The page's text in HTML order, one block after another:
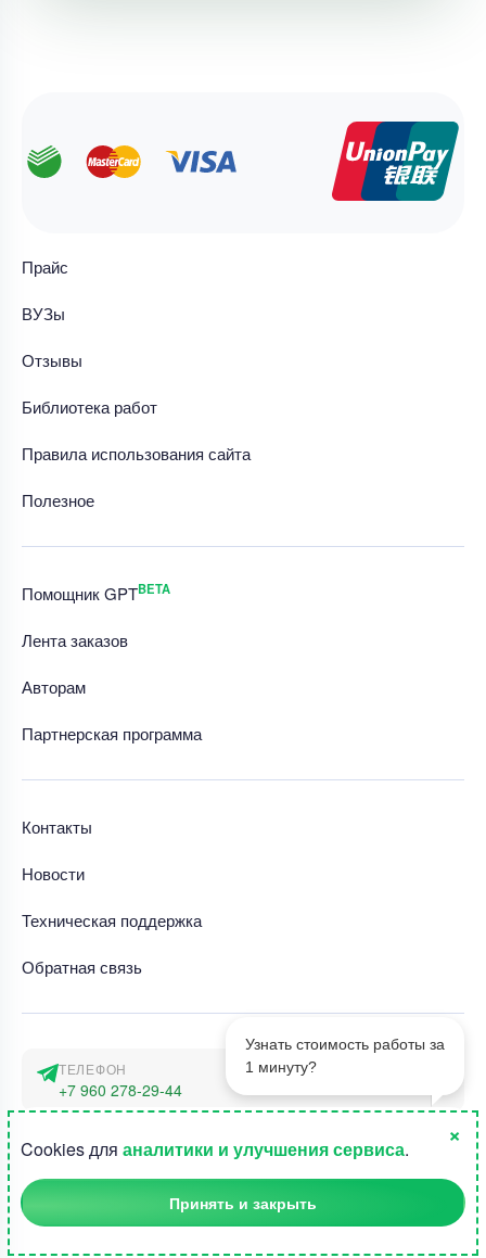
1
Узнать стоимость работы за
1 минуту?
Прайс
ВУЗы
Отзывы
Библиотека работ
Правила использования сайта
Полезное
Помощник GPTBETA
Лента заказов
Авторам
Партнерская программа
Контакты
Новости
Техническая поддержка
Обратная связь
ТЕЛЕФОН
+7 960 278-29-44
г. Москва, наб. Тараса Шевченко 23а
©2015-2026, Студландия -
Cookies для аналитики и улучшения сервиса.
×
Принять и закрыть